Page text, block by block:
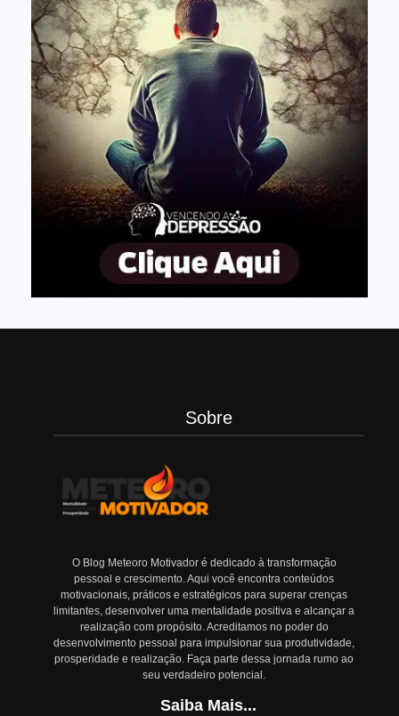
Sobre
O Blog Meteoro Motivador é dedicado à transformação
pessoal e crescimento. Aqui você encontra conteúdos
motivacionais, práticos e estratégicos para superar crenças
limitantes, desenvolver uma mentalidade positiva e alcançar a
realização com propósito. Acreditamos no poder do
desenvolvimento pessoal para impulsionar sua produtividade,
prosperidade e realização. Faça parte dessa jornada rumo ao
seu verdadeiro potencial.
Saiba Mais...